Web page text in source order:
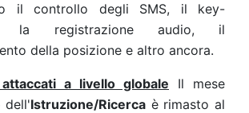
il controllo degli SMS, il key-
la registrazione audio, il
della posizione e altro ancora.
a livello globale
Il mese
dell'Istruzione/Ricerca è rimasto al